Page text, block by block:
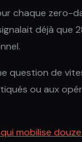
chaque
déjà que
question de
ou aux
mobilise